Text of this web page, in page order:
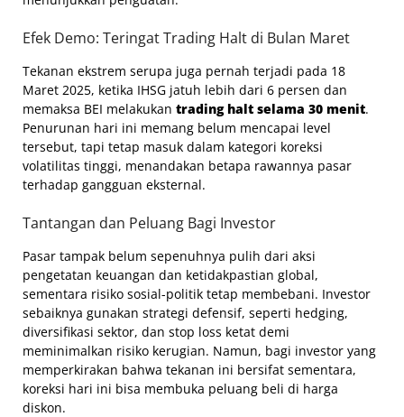
Efek Demo: Teringat Trading Halt di Bulan Maret
Tekanan ekstrem serupa juga pernah terjadi pada 18
Maret 2025, ketika IHSG jatuh lebih dari 6 persen dan
memaksa BEI melakukan trading halt selama 30 menit.
Penurunan hari ini memang belum mencapai level
tersebut, tapi tetap masuk dalam kategori koreksi
volatilitas tinggi, menandakan betapa rawannya pasar
terhadap gangguan eksternal.
Tantangan dan Peluang Bagi Investor
Pasar tampak belum sepenuhnya pulih dari aksi
pengetatan keuangan dan ketidakpastian global,
sementara risiko sosial-politik tetap membebani. Investor
sebaiknya gunakan strategi defensif, seperti hedging,
diversifikasi sektor, dan stop loss ketat demi
meminimalkan risiko kerugian. Namun, bagi investor yang
memperkirakan bahwa tekanan ini bersifat sementara,
koreksi hari ini bisa membuka peluang beli di harga
diskon.